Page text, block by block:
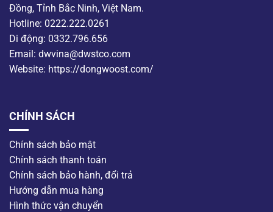
Đồng, Tỉnh Bắc Ninh, Việt Nam.
Hotline: 0222.222.0261
Di động: 0332.796.656
Email: dwvina@dwstco.com
Website: https://dongwoost.com/
CHÍNH SÁCH
Chính sách bảo mật
Chính sách thanh toán
Chính sách bảo hành, đổi trả
Hướng dẫn mua hàng
Hình thức vận chuyển